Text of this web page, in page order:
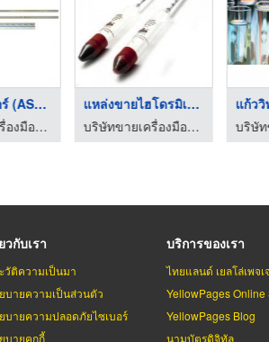
เทอร์โมมิเตอร์ (ASTM ...
บริษัทขายเครื่องมือวิทยาศาสตร์ ระยอง
แหล่งขายไฮโดรมิเตอร์ ...
บริษัทขายเครื่องมือวิทยาศาสตร์ ระยอง
วกับเรา
วัติความเป็นมา
บายความเป็นส่วนตัว
บายความปลอดภัยไซเบอร์
บายคุกกี้
บริการของเรา
ไทยแลนด์ เยลโล่เพจเ
YellowPages Online
YellowPages Blog
นามบัตรดิจิทัล